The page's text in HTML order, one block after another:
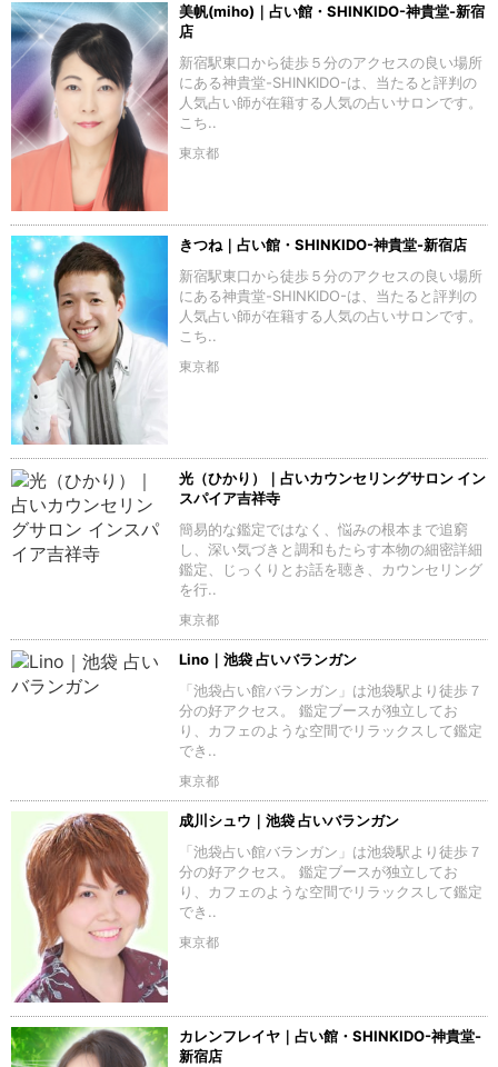
美帆(miho)｜占い館・SHINKIDO-神貴堂-新宿
店
新宿駅東口から徒歩５分のアクセスの良い場所
にある神貴堂-SHINKIDO-は、当たると評判の
人気占い師が在籍する人気の占いサロンです。
こち..
東京都
きつね｜占い館・SHINKIDO-神貴堂-新宿店
新宿駅東口から徒歩５分のアクセスの良い場所
にある神貴堂-SHINKIDO-は、当たると評判の
人気占い師が在籍する人気の占いサロンです。
こち..
東京都
光（ひかり）｜占いカウンセリングサロン イン
スパイア吉祥寺
簡易的な鑑定ではなく、悩みの根本まで追窮
し、深い気づきと調和もたらす本物の細密詳細
鑑定、じっくりとお話を聴き、カウンセリング
を行..
東京都
Lino｜池袋 占いバランガン
「池袋占い館バランガン」は池袋駅より徒歩７
分の好アクセス。 鑑定ブースが独立してお
り、カフェのような空間でリラックスして鑑定
でき..
東京都
成川シュウ｜池袋 占いバランガン
「池袋占い館バランガン」は池袋駅より徒歩７
分の好アクセス。 鑑定ブースが独立してお
り、カフェのような空間でリラックスして鑑定
でき..
東京都
カレンフレイヤ｜占い館・SHINKIDO-神貴堂-
新宿店